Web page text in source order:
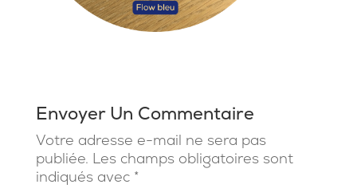
Envoyer Un Commentaire
Votre adresse e-mail ne sera pas
publiée. Les champs obligatoires sont
indiqués avec *